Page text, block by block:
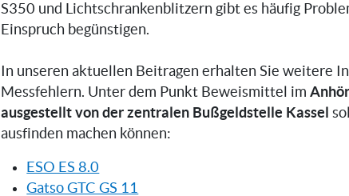
S350 und Lichtschrankenblitzern gibt es häufig
Einspruch begünstigen.
In unseren aktuellen Beitragen erhalten Sie weitere
Messfehlern. Unter dem Punkt Beweismittel im
ausgestellt von der zentralen Bußgeldstelle Kassel
ausfinden machen können:
ESO ES 8.0
Gatso GTC GS 11